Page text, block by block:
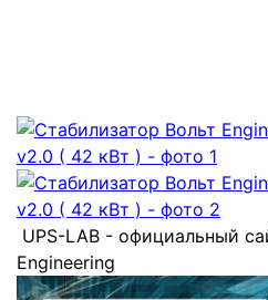
UPS-LAB - официальный
Engineering